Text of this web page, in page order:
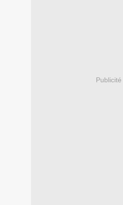
Publicité